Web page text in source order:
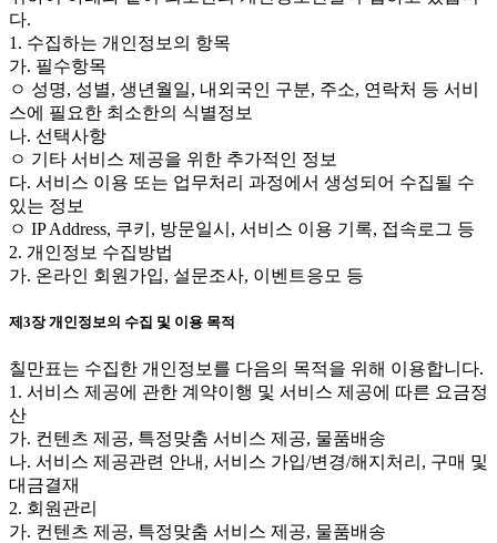
다.
1. 수집하는 개인정보의 항목
가. 필수항목
ㅇ 성명, 성별, 생년월일, 내외국인 구분, 주소, 연락처 등 서비
스에 필요한 최소한의 식별정보
나. 선택사항
ㅇ 기타 서비스 제공을 위한 추가적인 정보
다. 서비스 이용 또는 업무처리 과정에서 생성되어 수집될 수
있는 정보
ㅇ IP Address, 쿠키, 방문일시, 서비스 이용 기록, 접속로그 등
2. 개인정보 수집방법
가. 온라인 회원가입, 설문조사, 이벤트응모 등
제3장 개인정보의 수집 및 이용 목적
칠만표는 수집한 개인정보를 다음의 목적을 위해 이용합니다.
1. 서비스 제공에 관한 계약이행 및 서비스 제공에 따른 요금정
산
가. 컨텐츠 제공, 특정맞춤 서비스 제공, 물품배송
나. 서비스 제공관련 안내, 서비스 가입/변경/해지처리, 구매 및
대금결재
2. 회원관리
가. 컨텐츠 제공, 특정맞춤 서비스 제공, 물품배송